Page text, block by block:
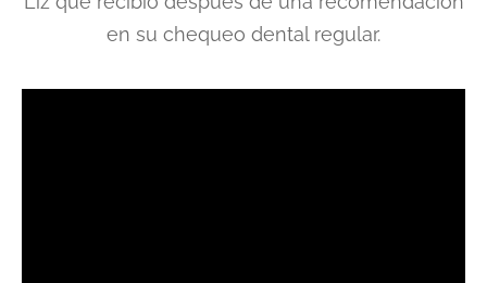
en su chequeo dental regular.